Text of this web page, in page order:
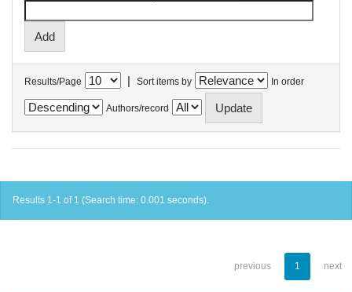
Results/Page | Sort items by In order
Authors/record
Results 1-1 of 1 (Search time: 0.001 seconds).
previous 1 next